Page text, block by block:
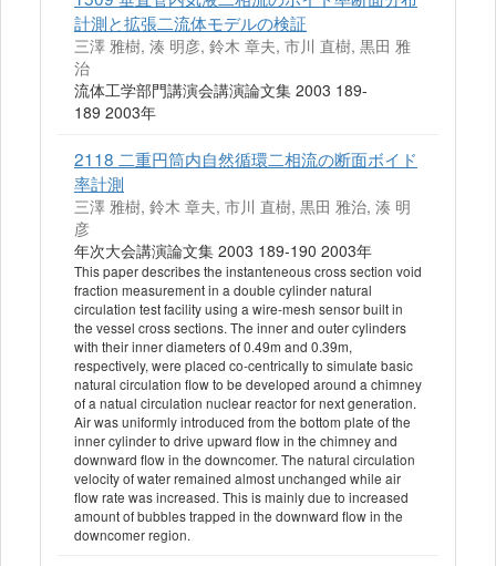
計測と拡張二流体モデルの検証
三澤 雅樹, 湊 明彦, 鈴木 章夫, 市川 直樹, 黒田 雅
治
流体工学部門講演会講演論文集 2003 189-
189 2003年
2118 二重円筒内自然循環二相流の断面ボイド
率計測
三澤 雅樹, 鈴木 章夫, 市川 直樹, 黒田 雅治, 湊 明
彦
年次大会講演論文集 2003 189-190 2003年
This paper describes the instanteneous cross section void
fraction measurement in a double cylinder natural
circulation test facility using a wire-mesh sensor built in
the vessel cross sections. The inner and outer cylinders
with their inner diameters of 0.49m and 0.39m,
respectively, were placed co-centrically to simulate basic
natural circulation flow to be developed around a chimney
of a natual circulation nuclear reactor for next generation.
Air was uniformly introduced from the bottom plate of the
inner cylinder to drive upward flow in the chimney and
downward flow in the downcomer. The natural circulation
velocity of water remained almost unchanged while air
flow rate was increased. This is mainly due to increased
amount of bubbles trapped in the downward flow in the
downcomer region.